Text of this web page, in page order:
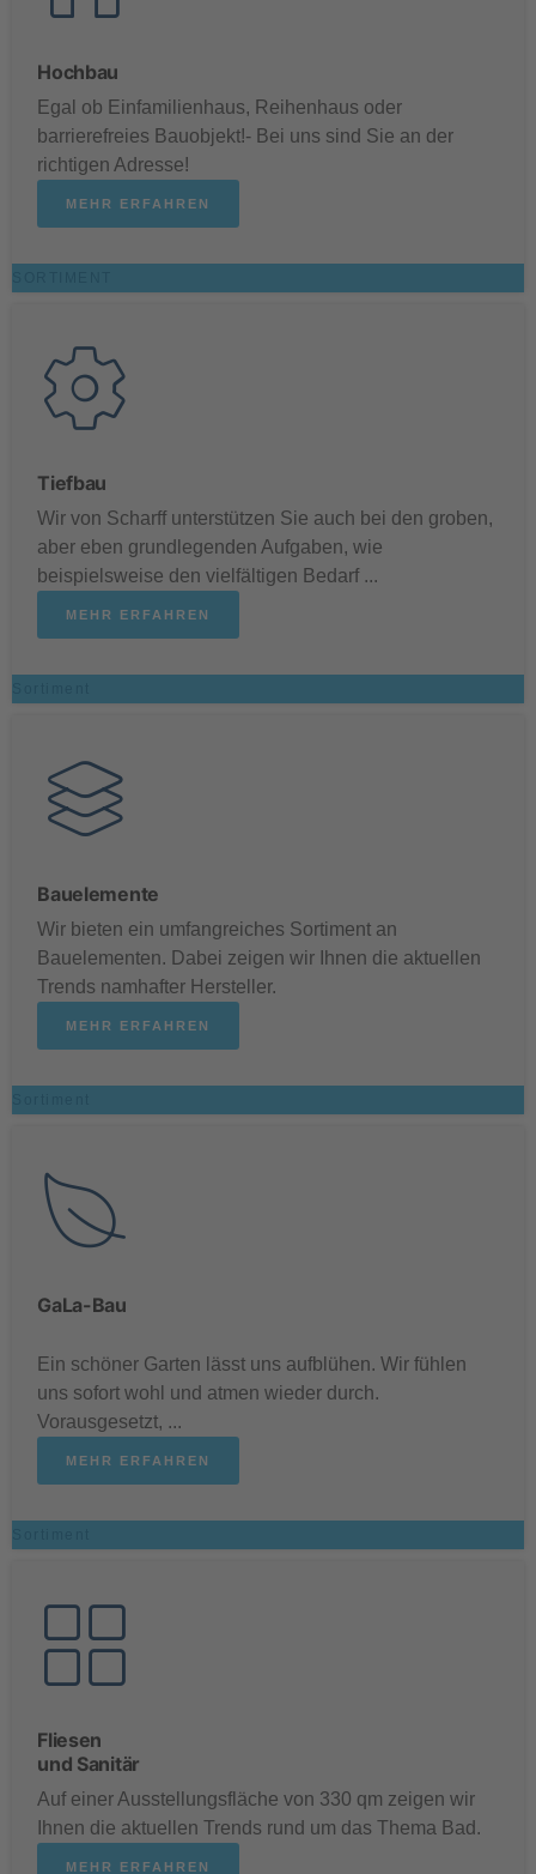
Hochbau
Egal ob Einfamilienhaus, Reihenhaus oder
barrierefreies Bauobjekt!- Bei uns sind Sie an der
richtigen Adresse!
MEHR ERFAHREN
Tiefbau
Wir von Scharff unterstützen Sie auch bei den groben,
aber eben grundlegenden Aufgaben, wie
beispielsweise den vielfältigen Bedarf ...
MEHR ERFAHREN
Bauelemente
Wir bieten ein umfangreiches Sortiment an
Bauelementen. Dabei zeigen wir Ihnen die aktuellen
Trends namhafter Hersteller.
MEHR ERFAHREN
GaLa-Bau
Ein schöner Garten lässt uns aufblühen. Wir fühlen
uns sofort wohl und atmen wieder durch.
Vorausgesetzt, ...
MEHR ERFAHREN
Fliesen
und Sanitär
Auf einer Ausstellungsfläche von 330 qm zeigen wir
Ihnen die aktuellen Trends rund um das Thema Bad.
MEHR ERFAHREN